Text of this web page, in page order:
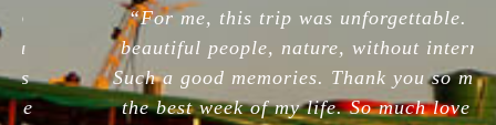
“For me, this trip was unforgettable. So
beautiful people, nature, without internet.
Such a good memories. Thank you so much,
the best week of my life. So much love for